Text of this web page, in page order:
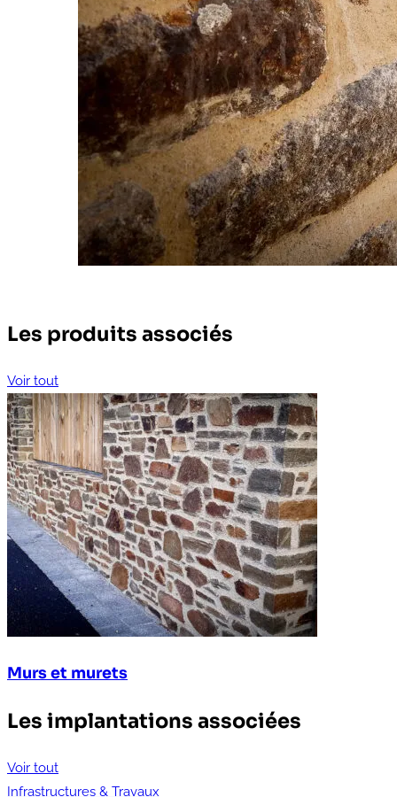
Les produits associés
Voir tout
Murs et murets
Les implantations associées
Voir tout
Infrastructures & Travaux